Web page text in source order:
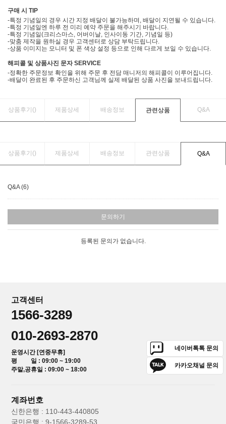
구매 시 TIP
-특정 기념일의 경우 시간 지정 배달이 불가능하며, 배달이 지연될 수 있습니다.
-특정 기념일엔 하루 전 미리 예약 주문을 해주시기 바랍니다.
-특정 기념일(크리스마스, 어버이날, 인사이동 기간, 기념일 등)
-맞춤 제작을 원하실 경우 고객센터로 상담 부탁드립니다.
-상품 이미지는 모니터 및 폰 색상 설정 등으로 인해 다르게 보일 수 있습니다.
해피콜 및 상품사진 문자 SERVICE
-정확한 주문정보 확인을 위해 주문 후 전담 매니저의 해피콜이 이루어집니다.
-배달이 완료된 후 주문하신 고객님께 실제 배달된 상품 사진을 보내드립니다.
상품후기() 제품상세 배송정보 관련상품 Q&A
상품후기() 제품상세 배송정보 관련상품 Q&A
Q&A (6)
문의하기
등록된 문의가 없습니다.
고객센터
1566-3289
010-2693-2870
운영시간 [연중무휴]
평 일 : 09:00 ~ 19:00
주말,공휴일 : 09:00 ~ 18:00
네이버톡톡 문의
카카오채널 문의
계좌번호
신한은행 : 110-443-440805
국민은행 : 9-1566-3289-53